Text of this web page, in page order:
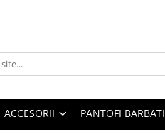
ACCESORII PANTOFI BARBATI